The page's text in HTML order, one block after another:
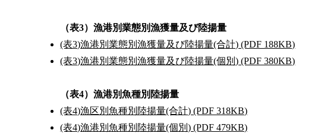
（表3）漁港別業態別漁獲量及び陸揚量
(表3)漁港別業態別漁獲量及び陸揚量(合計) (PDF 188KB)
(表3)漁港別業態別漁獲量及び陸揚量(個別) (PDF 380KB)
（表4）漁港別魚種別陸揚量
(表4)漁区別魚種別陸揚量(合計) (PDF 318KB)
(表4)漁港別魚種別陸揚量(個別) (PDF 479KB)